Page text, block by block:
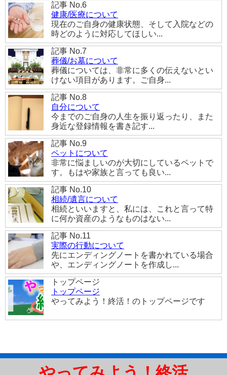
記事 No.6
健康/医療について
現在のご自身の健康状態、そして入院などの
時どのように対応してほしい...
記事 No.7
葬儀/お墓について
葬儀については、非常に多くの伝えないとい
けない項目があります。ご自身...
記事 No.8
自分について
今までのご自身の人生を振り返ったり、また
身近な登録情報を書き記す...
記事 No.9
ペットについて
非常に悩ましいのが大切にしているペットで
す。もはや家族と言っても良い...
記事 No.10
相続/遺言について
相続といいますと、私には、これと言って特
に何か資産のようなものはない...
記事 No.11
実際の行動について
先にエンディングノートを書かれている場合
や、エンディングノートを作成し...
トップページ
トップページ
やってみよう！終活！のトップページです